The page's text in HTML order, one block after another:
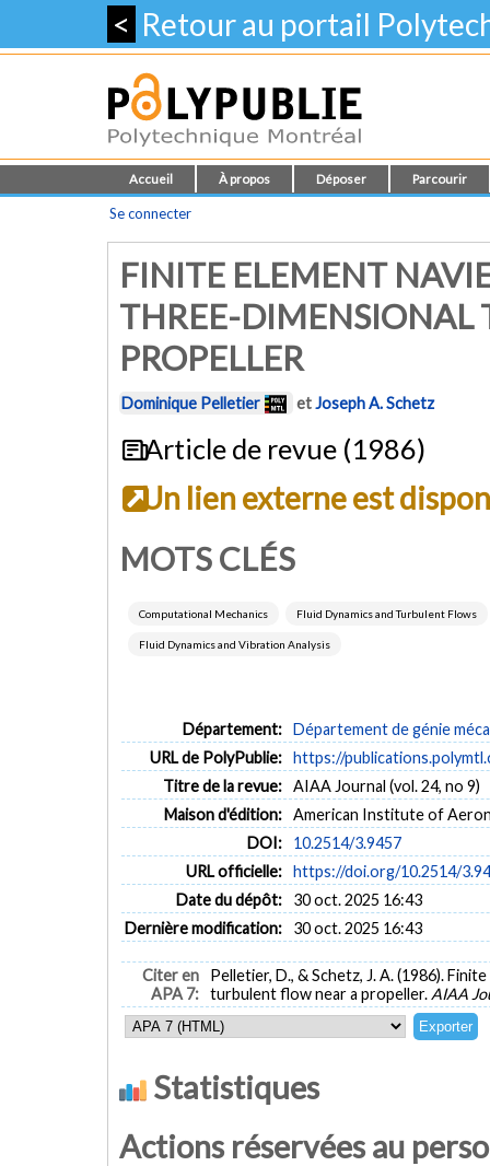
< Retour au portail
Accueil À propos Déposer Parcourir
Se connecter
FINITE ELEMENT
THREE-DIMENSIONAL
PROPELLER
Dominique Pelletier etJoseph A. Schetz
Article de revue (1986)
Un lien externe est
MOTS CLÉS
Computational Mechanics Fluid Dynamics and Turbulent Flows
Fluid Dynamics and Vibration Analysis
Département: Département de génie
URL de PolyPublie: https://
Titre de la revue: AIAA Journal (vol. 24, no 9)
Maison d'édition: American Institute of
DOI:
10.2514/3.9457
URL officielle: https://doi.org/10.2514/
Date du dépôt:
30 oct. 2025 16:43
Dernière modification:
30 oct. 2025 16:43
Citer en
APA 7:
Pelletier, D., & Schetz, J. A. (1986).
turbulent flow near a propeller. AIAA
Statistiques
Actions réservées au